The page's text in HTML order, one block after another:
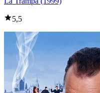
5,5